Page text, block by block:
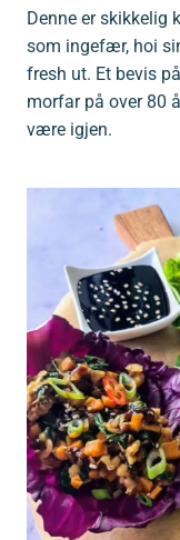
Denne er skikkelig
som ingefær, hoi
fresh ut. Et bevis
morfar på over 80
være igjen.